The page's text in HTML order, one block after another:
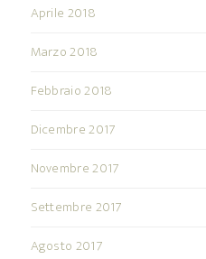
Aprile 2018
Marzo 2018
Febbraio 2018
Dicembre 2017
Novembre 2017
Settembre 2017
Agosto 2017